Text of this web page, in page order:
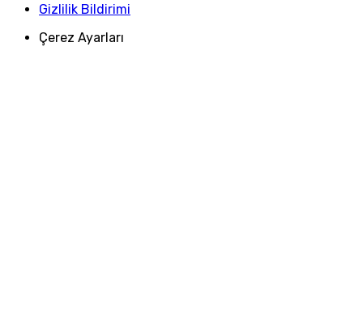
Gizlilik Bildirimi
Çerez Ayarları